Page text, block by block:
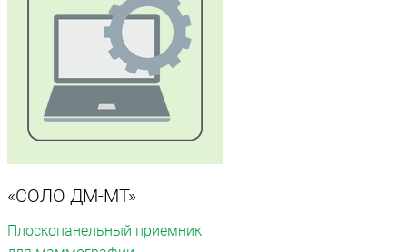
«СОЛО ДМ-МТ»
Плоскопанельный приемник